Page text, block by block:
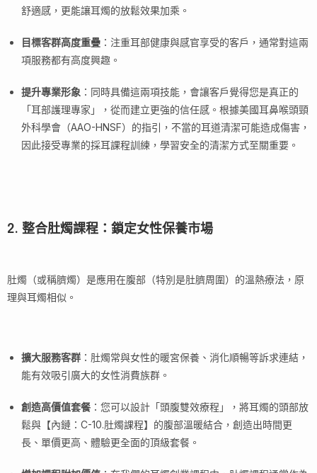
舒適感，更能讓耳燭的放鬆效果加乘。
目標客群高度重疊 ：注重耳部健康與感官享受的客戶，通常對這兩
項服務都有高度興趣。
提升專業形象 ：同時具備這兩項技能，會讓客戶覺得您是真正的
「耳部護理專家」，從而建立更強的信任感。根據美國耳鼻喉頭頸
外科學會（AAO-HNSF）的指引，不當的耳道清潔可能造成傷害，
因此接受專業的採耳課程訓練，學習安全的清潔方式至關重要。
2. 整合肚燭課程：鎖定女性保養市場
肚燭（或稱臍燭）是應用在腹部（特別是肚臍周圍）的溫熱療法，原
理與耳燭相似。
擴大服務客群 ：肚燭常與女性的暖宮保養、消化順暢等訴求連結，
能有效吸引廣大的女性消費族群。
創造高價值套餐 ：您可以設計「頭腹雙效療程」，將耳燭的頭部放
鬆與【內鏈：C-10.肚燭課程】的腹部溫暖結合，創造出時間更
長、單價更高、體驗更全面的頂級套餐。